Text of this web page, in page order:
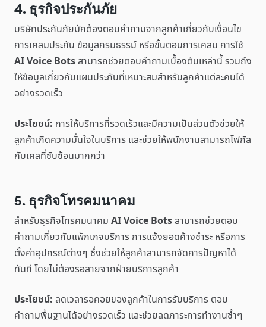
4. ธุรกิจประกันภัย
บริษัทประกันภัยมักต้องตอบคำถามจากลูกค้าเกี่ยวกับเงื่อนไข
การเคลมประกัน ข้อมูลกรมธรรม์ หรือขั้นตอนการเคลม การใช้
AI Voice Botsสามารถช่วยตอบคำถามเบื้องต้นเหล่านี้ รวมถึง
ให้ข้อมูลเกี่ยวกับแผนประกันที่เหมาะสมสำหรับลูกค้าแต่ละคนได้
อย่างรวดเร็ว
ประโยชน์: การให้บริการที่รวดเร็วและมีความเป็นส่วนตัวช่วยให้
ลูกค้าเกิดความมั่นใจในบริการ และช่วยให้พนักงานสามารถโฟกัส
กับเคสที่ซับซ้อนมากกว่า
5. ธุรกิจโทรคมนาคม
สำหรับธุรกิจโทรคมนาคม AI Voice Botsสามารถช่วยตอบ
คำถามเกี่ยวกับแพ็กเกจบริการ การแจ้งยอดค้างชำระ หรือการ
ตั้งค่าอุปกรณ์ต่างๆ ซึ่งช่วยให้ลูกค้าสามารถจัดการปัญหาได้
ทันที โดยไม่ต้องรอสายจากฝ่ายบริการลูกค้า
ประโยชน์: ลดเวลารอคอยของลูกค้าในการรับบริการ ตอบ
คำถามพื้นฐานได้อย่างรวดเร็ว และช่วยลดภาระการทำงานซ้ำๆ